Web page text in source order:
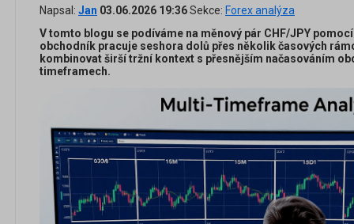
Napsal: Jan 03.06.2026 19:36Sekce: Forex analýza
V tomto blogu se podíváme na měnový pár CHF/JPY
obchodník pracuje seshora dolů přes několik časových
kombinovat širší tržní kontext s přesnějším načasováním
timeframech.